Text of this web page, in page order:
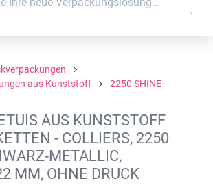
aus Kunststoff
2250 SHINE
AUS KUNSTSTOFF
- COLLIERS, 2250
METALLIC,
MM, OHNE DRUCK